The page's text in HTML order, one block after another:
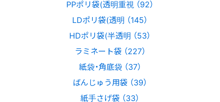
PPポリ袋(透明重視 （92）
LDポリ袋(透明 （145）
HDポリ袋(半透明 （53）
ラミネート袋 （227）
紙袋・角底袋 （37）
ばんじゅう用袋 （39）
紙手さげ袋 （33）